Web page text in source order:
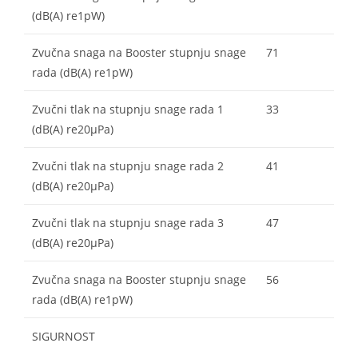
(dB(A) re1pW)
Zvučna snaga na Booster stupnju snage
rada (dB(A) re1pW)
71
Zvučni tlak na stupnju snage rada 1
(dB(A) re20µPa)
33
Zvučni tlak na stupnju snage rada 2
(dB(A) re20µPa)
41
Zvučni tlak na stupnju snage rada 3
(dB(A) re20µPa)
47
Zvučna snaga na Booster stupnju snage
rada (dB(A) re1pW)
56
SIGURNOST